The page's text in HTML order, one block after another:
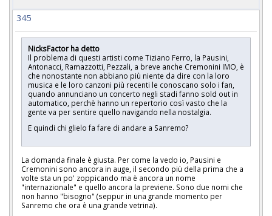
345
NicksFactor ha detto
Il problema di questi artisti come Tiziano Ferro, la Pausini,
Antonacci, Ramazzotti, Pezzali, a breve anche Cremonini IMO, è
che nonostante non abbiano più niente da dire con la loro
musica e le loro canzoni più recenti le conoscano solo i fan,
quando annunciano un concerto negli stadi fanno sold out in
automatico, perchè hanno un repertorio così vasto che la
gente va per sentire quello navigando nella nostalgia.
E quindi chi glielo fa fare di andare a Sanremo?
La domanda finale è giusta. Per come la vedo io, Pausini e
Cremonini sono ancora in auge, il secondo più della prima che a
volte sta un po' zoppicando ma è ancora un nome
"internazionale" e quello ancora la previene. Sono due nomi che
non hanno "bisogno" (seppur in una grande momento per
Sanremo che ora è una grande vetrina).